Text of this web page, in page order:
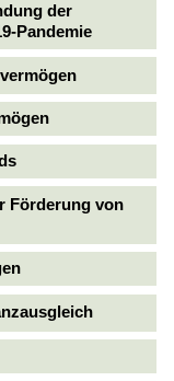
der
Pandemie
Förderung von